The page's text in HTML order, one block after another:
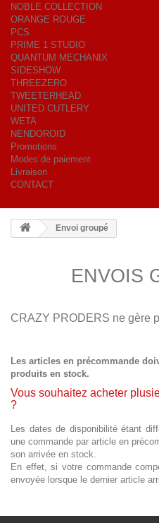
NOBLE COLLECTION
ORANGE ROUGE
PCS
PRIME 1 STUDIO
QUANTUM MECHANIX
SIDESHOW
THREEZERO
TWEETERHEAD
UNITED CUTLERY
WETA
NENDOROID
Promotions
Modes de paiement
Livraison
CONTACT
Envoi groupé
ENVOIS
CRAZY PRODERS ne gère
Les articles en précommande
produits en stock.
Vous souhaitez acheter
?
Les dates de disponibilité étant
une commande par article en
son arrivée en stock.
En effet, si votre commande
envoyée lorsque le dernier article